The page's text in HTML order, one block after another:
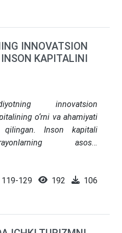
xulosa va takliflar
INNOVATSION
KAPITALINI
innovatsion
o‘rni va ahamiyati
Inson kapitali
asosiy
va ijodiy yondashuv
jihatlari yoritilgan.
iqtisodiyot
119-129 192 106